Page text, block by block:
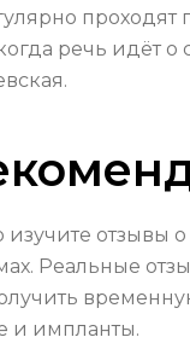
речь идёт
отзывы
Реальные
и импланты.